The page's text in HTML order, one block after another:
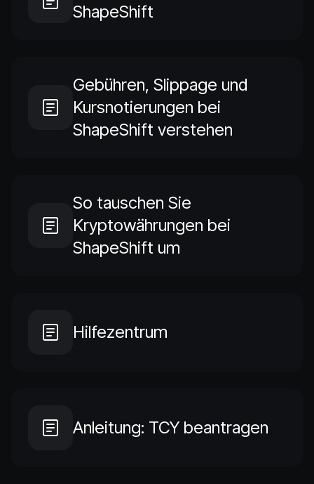
ShapeShift
Gebühren, Slippage und
Kursnotierungen bei
ShapeShift verstehen
So tauschen Sie
Kryptowährungen bei
ShapeShift um
Hilfezentrum
Anleitung: TCY beantragen